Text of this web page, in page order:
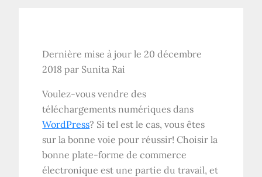
Dernière mise à jour le 20 décembre
2018 par Sunita Rai
Voulez-vous vendre des
téléchargements numériques dans
WordPress? Si tel est le cas, vous êtes
sur la bonne voie pour réussir! Choisir la
bonne plate-forme de commerce
électronique est une partie du travail, et